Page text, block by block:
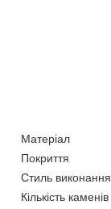
Матеріал
Покриття
Стиль виконання
Кількість каменів